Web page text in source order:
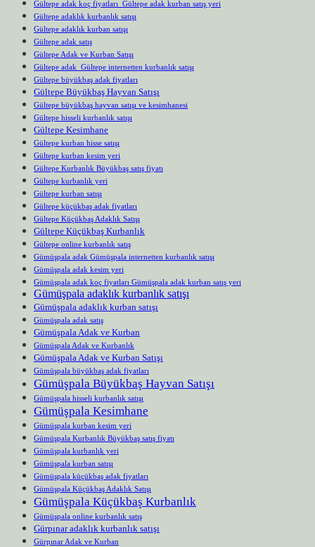
Gültepe adak koç fiyatları Gültepe adak kurban satış yeri
Gültepe adaklık kurbanlık satışı
Gültepe adaklık kurban satışı
Gültepe adak satış
Gültepe Adak ve Kurban Satışı
Gültepe adak Gültepe internetten kurbanlık satışı
Gültepe büyükbaş adak fiyatları
Gültepe Büyükbaş Hayvan Satışı
Gültepe büyükbaş hayvan satışı ve kesimhanesi
Gültepe hisseli kurbanlık satışı
Gültepe Kesimhane
Gültepe kurban hisse satışı
Gültepe kurban kesim yeri
Gültepe Kurbanlık Büyükbaş satış fiyatı
Gültepe kurbanlık yeri
Gültepe kurban satışı
Gültepe küçükbaş adak fiyatları
Gültepe Küçükbaş Adaklık Satışı
Gültepe Küçükbaş Kurbanlık
Gültepe online kurbanlık satış
Gümüşpala adak Gümüşpala internetten kurbanlık satışı
Gümüşpala adak kesim yeri
Gümüşpala adak koç fiyatları Gümüşpala adak kurban satış yeri
Gümüşpala adaklık kurbanlık satışı
Gümüşpala adaklık kurban satışı
Gümüşpala adak satış
Gümüşpala Adak ve Kurban
Gümüşpala Adak ve Kurbanlık
Gümüşpala Adak ve Kurban Satışı
Gümüşpala büyükbaş adak fiyatları
Gümüşpala Büyükbaş Hayvan Satışı
Gümüşpala hisseli kurbanlık satışı
Gümüşpala Kesimhane
Gümüşpala kurban kesim yeri
Gümüşpala Kurbanlık Büyükbaş satış fiyatı
Gümüşpala kurbanlık yeri
Gümüşpala kurban satışı
Gümüşpala küçükbaş adak fiyatları
Gümüşpala Küçükbaş Adaklık Satışı
Gümüşpala Küçükbaş Kurbanlık
Gümüşpala online kurbanlık satış
Gürpınar adaklık kurbanlık satışı
Gürpınar Adak ve Kurban